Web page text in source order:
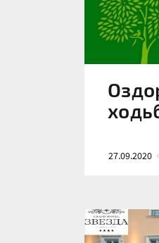
27.09.2020